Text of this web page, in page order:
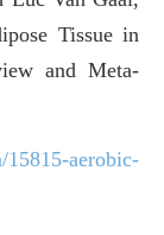
Tissue in
and Meta-
aerobic-